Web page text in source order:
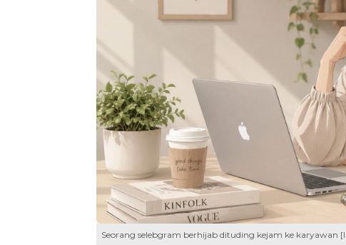
Seorang selebgram berhijab dituding kejam ke karyawan